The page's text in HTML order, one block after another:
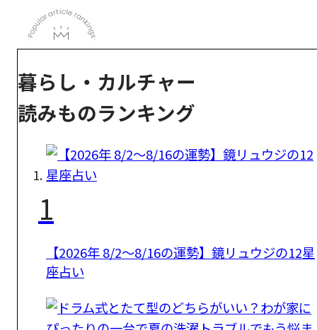
暮らし・カルチャー
読みものランキング
1
【2026年 8/2〜8/16の運勢】鏡リュウジの12星
座占い